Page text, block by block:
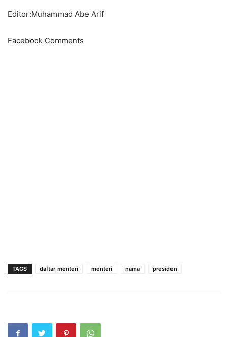
Editor:Muhammad Abe Arif
Facebook Comments
TAGS daftar menteri menteri nama presiden